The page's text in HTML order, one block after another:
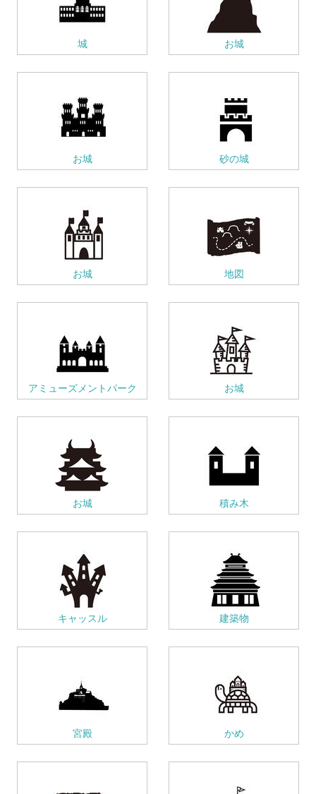
城 お城
お城 砂の城
お城 地図
アミューズメントパーク お城
お城 積み木
キャッスル 建築物
宮殿 かめ